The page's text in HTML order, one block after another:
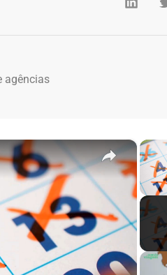
agências
×